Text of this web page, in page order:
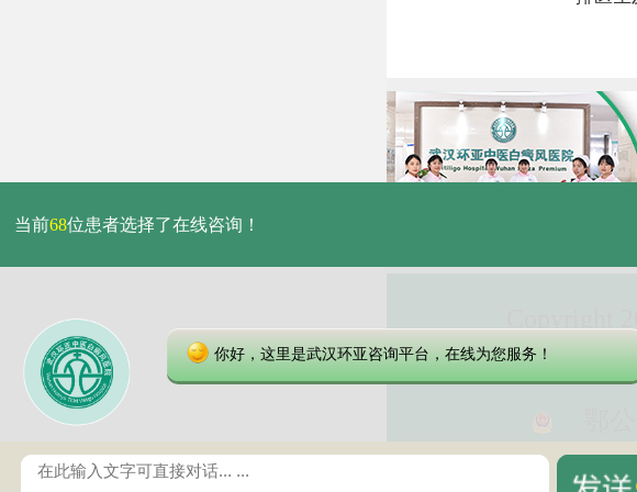
Copyright
本网站信息仅
鄂
当前68位患者选择了在线咨询！
你好，这里是武汉环亚咨询平台，在线为您服务！